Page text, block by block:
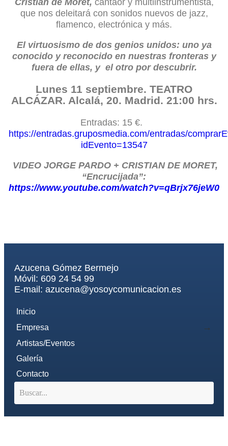
que nos deleitará con sonidos nuevos de jazz,
flamenco, electrónica y más.
El virtuosismo de dos genios unidos: uno ya
conocido y reconocido en nuestras fronteras y
fuera de ellas, y el otro por descubrir.
Lunes 11 septiembre. TEATRO
ALCÁZAR. Alcalá, 20. Madrid. 21:00 hrs.
Entradas: 15 €.
https://entradas.gruposmedia.com/entradas/
idEvento=13547
VIDEO JORGE PARDO + CRISTIAN DE MORET,
“Encrucijada”:
https://www.youtube.com/watch?v=qBrjx76jeW0
Azucena Gómez Bermejo
Móvil: 609 24 54 99
E-mail: azucena@yosoycomunicacion.es
Inicio
Empresa
Artistas/Eventos
Galería
Contacto